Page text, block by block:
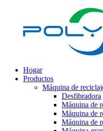
Hogar
Productos
Máquina de
Desfibradora
Máquina de
Máquina de
Máquina de